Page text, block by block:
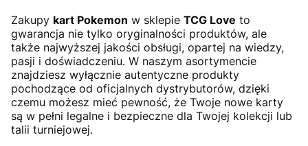
Zakupy kart Pokemon w sklepie TCG Love to
gwarancja nie tylko oryginalności produktów, ale
także najwyższej jakości obsługi, opartej na wiedzy,
pasji i doświadczeniu. W naszym asortymencie
znajdziesz wyłącznie autentyczne produkty
pochodzące od oficjalnych dystrybutorów, dzięki
czemu możesz mieć pewność, że Twoje nowe karty
są w pełni legalne i bezpieczne dla Twojej kolekcji lub
talii turniejowej.